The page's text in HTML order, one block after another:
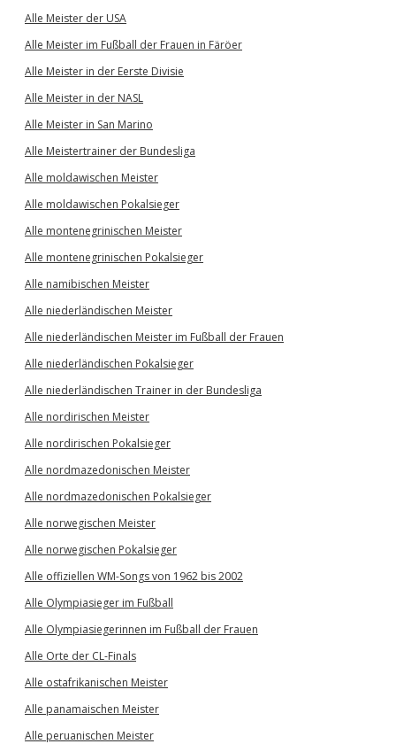
Alle Meister der USA
Alle Meister im Fußball der Frauen in Färöer
Alle Meister in der Eerste Divisie
Alle Meister in der NASL
Alle Meister in San Marino
Alle Meistertrainer der Bundesliga
Alle moldawischen Meister
Alle moldawischen Pokalsieger
Alle montenegrinischen Meister
Alle montenegrinischen Pokalsieger
Alle namibischen Meister
Alle niederländischen Meister
Alle niederländischen Meister im Fußball der Frauen
Alle niederländischen Pokalsieger
Alle niederländischen Trainer in der Bundesliga
Alle nordirischen Meister
Alle nordirischen Pokalsieger
Alle nordmazedonischen Meister
Alle nordmazedonischen Pokalsieger
Alle norwegischen Meister
Alle norwegischen Pokalsieger
Alle offiziellen WM-Songs von 1962 bis 2002
Alle Olympiasieger im Fußball
Alle Olympiasiegerinnen im Fußball der Frauen
Alle Orte der CL-Finals
Alle ostafrikanischen Meister
Alle panamaischen Meister
Alle peruanischen Meister